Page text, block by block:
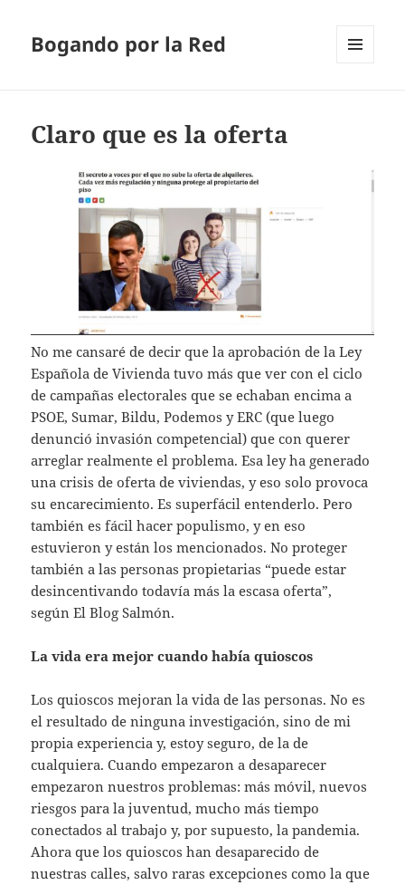
Bogando por la Red
Claro que es la oferta
No me cansaré de decir que la aprobación de la Ley
Española de Vivienda tuvo más que ver con el ciclo
de campañas electorales que se echaban encima a
PSOE, Sumar, Bildu, Podemos y ERC (que luego
denunció invasión competencial) que con querer
arreglar realmente el problema. Esa ley ha generado
una crisis de oferta de viviendas, y eso solo provoca
su encarecimiento. Es superfácil entenderlo. Pero
también es fácil hacer populismo, y en eso
estuvieron y están los mencionados. No proteger
también a las personas propietarias “puede estar
desincentivando todavía más la escasa oferta”,
según El Blog Salmón.
La vida era mejor cuando había quioscos
Los quioscos mejoran la vida de las personas. No es
el resultado de ninguna investigación, sino de mi
propia experiencia y, estoy seguro, de la de
cualquiera. Cuando empezaron a desaparecer
empezaron nuestros problemas: más móvil, nuevos
riesgos para la juventud, mucho más tiempo
conectados al trabajo y, por supuesto, la pandemia.
Ahora que los quioscos han desaparecido de
nuestras calles, salvo raras excepciones como la que